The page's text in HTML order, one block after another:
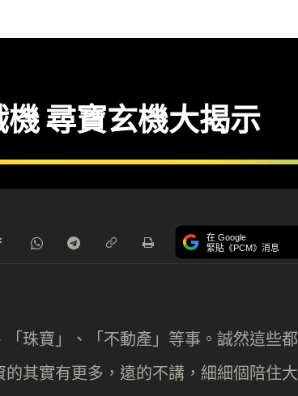
機 尋寶玄機大揭示
在 Google
緊貼《PCM》消息
珠寶」、「不動產」等事。誠然這些都
其實有更多，遠的不講，細細個陪住大